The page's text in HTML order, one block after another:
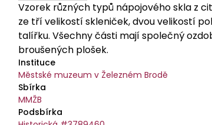
Vzorek různých typů nápojového skla z
ze tří velikostí skleniček, dvou velikostí
talířku. Všechny části mají společný
broušených plošek.
Instituce
Městské muzeum v Železném Brodě
Sbírka
MMŽB
Podsbírka